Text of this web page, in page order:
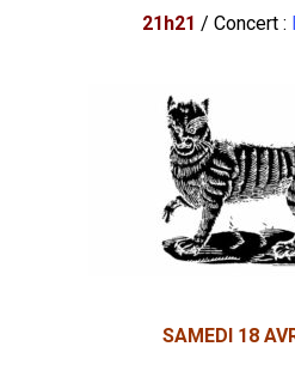
21h21 / Concert :
SAMEDI 18